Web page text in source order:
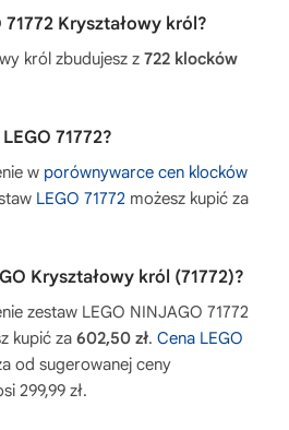
Kryształowy król?
król zbudujesz z 722 klocków
71772?
w porównywarce cen klocków
LEGO 71772 możesz kupić za
Kryształowy król (71772)?
zestaw LEGO NINJAGO 71772
kupić za 602,50 zł. Cena LEGO
od sugerowanej ceny
299,99 zł.